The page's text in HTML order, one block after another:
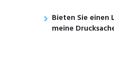
Bieten Sie einen
meine